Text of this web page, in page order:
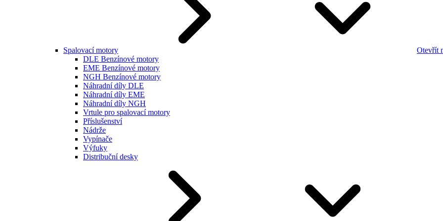
Spalovací motory
Otevřít
DLE Benzínové motory
EME Benzínové motory
NGH Benzínové motory
Náhradní díly DLE
Náhradní díly EME
Náhradní díly NGH
Vrtule pro spalovací motory
Příslušenství
Nádrže
Vypínače
Výfuky
Distribuční desky